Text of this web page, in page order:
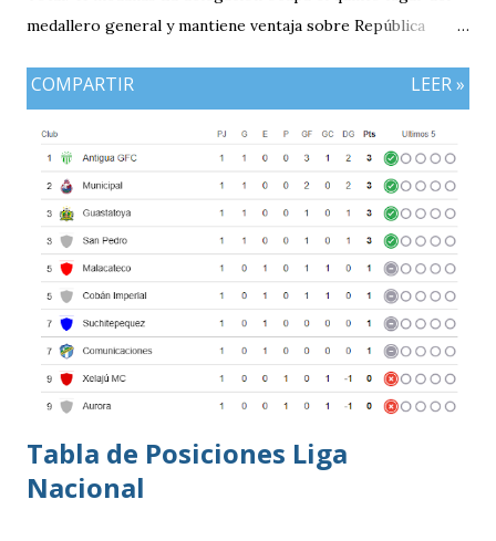
medallero general y mantiene ventaja sobre República
plata, aunque ambos países registran el mismo número de
COMPARTIR LEER »
Tabla de Posiciones Liga
Nacional